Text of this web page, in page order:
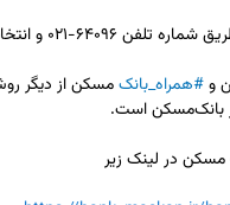
و #همراه_بانک